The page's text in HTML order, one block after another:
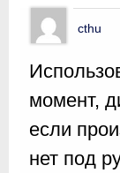
cthu
момент,
если
нет под